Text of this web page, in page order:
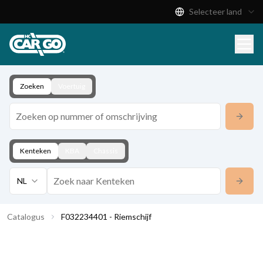
Download
Contact
Selecteer land
Zoeken
Kenteken
NL
Catalogus F032234401 - Riemschijf